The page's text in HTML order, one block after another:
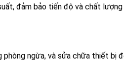
đảm bảo tiến độ và chất lượng
ngừa, và sửa chữa thiết bị